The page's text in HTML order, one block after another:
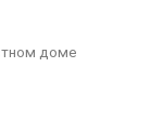
доме